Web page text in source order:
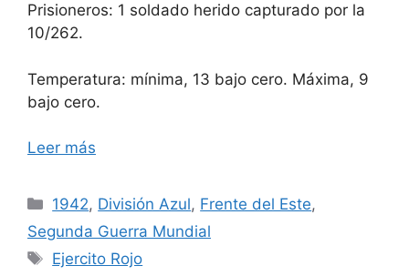
Prisioneros: 1 soldado herido capturado por la
10/262.
Temperatura: mínima, 13 bajo cero. Máxima, 9
bajo cero.
Leer más
Categorías
1942, División Azul, Frente del Este,
Segunda Guerra Mundial
Etiquetas
Ejercito Rojo